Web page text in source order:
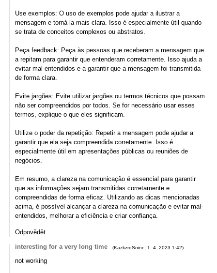
Use exemplos: O uso de exemplos pode ajudar a ilustrar a
mensagem e torná-la mais clara. Isso é especialmente útil quando
se trata de conceitos complexos ou abstratos.
Peça feedback: Peça às pessoas que receberam a mensagem que
a repitam para garantir que entenderam corretamente. Isso ajuda a
evitar mal-entendidos e a garantir que a mensagem foi transmitida
de forma clara.
Evite jargões: Evite utilizar jargões ou termos técnicos que possam
não ser compreendidos por todos. Se for necessário usar esses
termos, explique o que eles significam.
Utilize o poder da repetição: Repetir a mensagem pode ajudar a
garantir que ela seja compreendida corretamente. Isso é
especialmente útil em apresentações públicas ou reuniões de
negócios.
Em resumo, a clareza na comunicação é essencial para garantir
que as informações sejam transmitidas corretamente e
compreendidas de forma eficaz. Utilizando as dicas mencionadas
acima, é possível alcançar a clareza na comunicação e evitar mal-
entendidos, melhorar a eficiência e criar confiança.
Odpovědět
interesting for a very long time
(KazkzrdSoinc 1. 4. 2023 1:42)
not working